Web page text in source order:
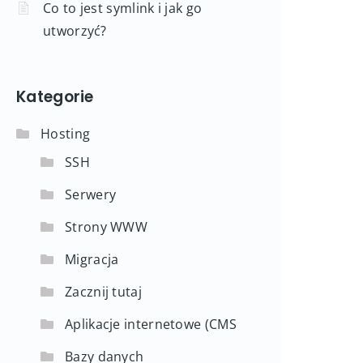
Co to jest symlink i jak go
utworzyć?
Kategorie
Hosting
SSH
Serwery
Strony WWW
Migracja
Zacznij tutaj
Aplikacje internetowe (CMS
Bazy danych